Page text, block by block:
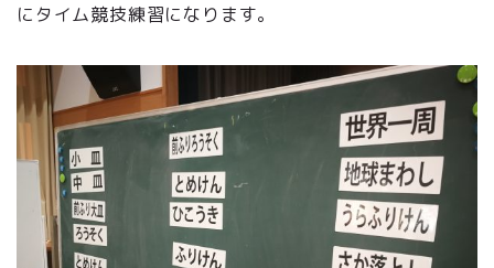
にタイム競技練習になります。